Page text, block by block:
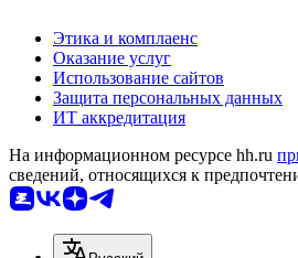
Этика и комплаенс
Оказание услуг
Использование сайтов
Защита персональных данных
ИТ аккредитация
На информационном ресурсе hh.ru
сведений, относящихся к